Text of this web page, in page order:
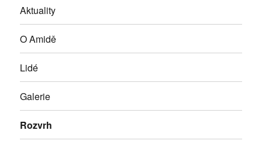
Aktuality
O Amidě
Lidé
Galerie
Rozvrh